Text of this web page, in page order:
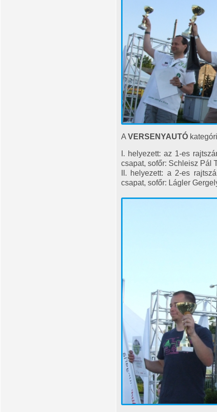
A VERSENYAUTÓ
I. helyezett: az 1-es
csapat, sofőr: Schleisz Pál
II. helyezett: a 2-es
csapat, sofőr: Lágler